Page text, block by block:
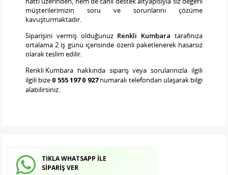
müşterilerimizin soru ve sorunlarını çözüme
kavuşturmaktadır.
Siparişini vermiş olduğunuz Renkli Kumbara tarafınıza
ortalama 2 iş günü içerisinde özenli paketlenerek hasarsız
olarak teslim edilir.
Renkli Kumbarahakkında sipariş veya sorularınızla ilgili
ilgili bize 0 555 197 0 927numaralı telefondan ulaşarak bilgi
alabilirsiniz.
TIKLA WHATSAPP İLE
SİPARİŞ VER